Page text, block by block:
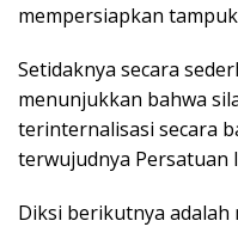
mempersiapkan
Setidaknya secara
menunjukkan bahwa
terinternalisasi secara
terwujudnya Persatuan
Diksi berikutnya